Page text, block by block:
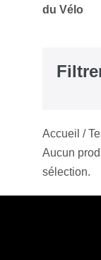
Accueil /
Aucun
sélection.